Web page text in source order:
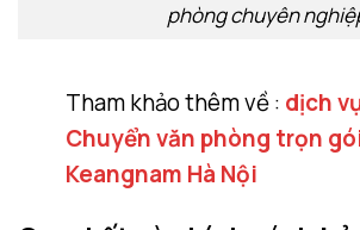
phòng chuyên
Tham khảo thêm về : dịch
Chuyển văn phòng trọn
Keangnam Hà Nội